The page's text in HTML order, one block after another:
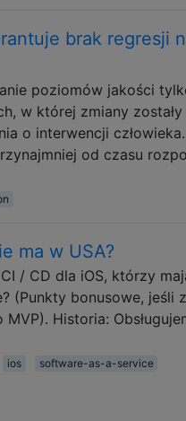
brak regresji
poziomów jakości
w której zmiany
o interwencji
od czasu
ma w USA?
/ CD dla iOS, którzy
(Punkty bonusowe, jeśli
Historia:
ios software-as-a-service